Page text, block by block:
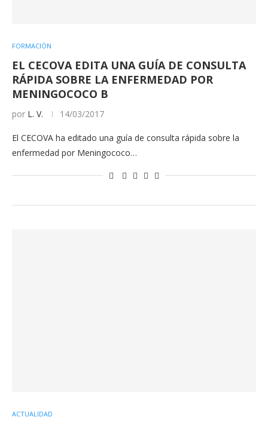
FORMACIÓN
EL CECOVA EDITA UNA GUÍA DE CONSULTA
RÁPIDA SOBRE LA ENFERMEDAD POR
MENINGOCOCO B
por L. V. 14/03/2017
El CECOVA ha editado una guía de consulta rápida sobre la
enfermedad por Meningococo…
ACTUALIDAD